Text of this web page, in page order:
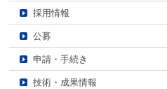
採用情報
公募
申請・手続き
技術・成果情報